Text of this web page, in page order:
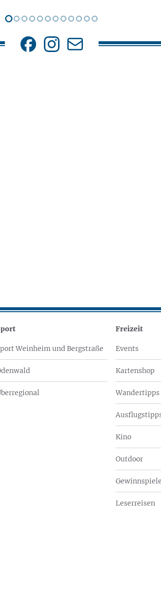
Weinheim und Bergstraße
Freizeit
Events
Kartenshop
Wandertipps
Kino
Outdoor
Gewinnspiele
Leserreisen